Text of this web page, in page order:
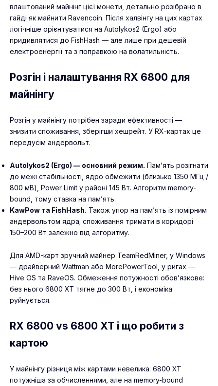
влаштований майнінг цієї монети, детально розібрано в
гайді як майнити Ravencoin. Після халвінгу на цих картах
логічніше орієнтуватися на Autolykos2 (Ergo) або
придивлятися до FishHash — але лише при дешевій
електроенергії та з поправкою на волатильність.
Розгін і налаштування RX 6800 для
майнінгу
Розгін у майнінгу потрібен заради ефективності —
знизити споживання, зберігши хешрейт. У RX-картах це
передусім андервольт.
Autolykos2 (Ergo) — основний режим. Пам’ять розігнати
до межі стабільності, ядро обмежити (близько 1350 МГц /
800 мВ), Power Limit у районі 145 Вт. Алгоритм memory-
bound, тому ставка на пам’ять.
KawPow та FishHash. Також упор на пам’ять із помірним
андервольтом ядра; споживання тримати в коридорі
150–200 Вт залежно від алгоритму.
Для AMD-карт зручний майнер TeamRedMiner, у Windows
— драйверний Wattman або MorePowerTool, у ригах —
Hive OS та RaveOS. Обмеження потужності обов’язкове:
без нього 6800 XT тягне до 300 Вт, і економіка
руйнується.
RX 6800 vs 6800 XT і що робити з
картою
У майнінгу різниця між картами невелика: 6800 XT
потужніша за обчисленнями, але на memory-bound